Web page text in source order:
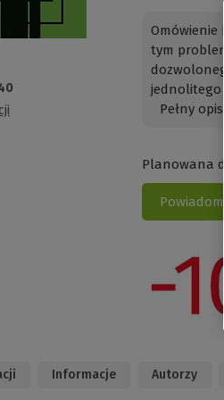
Omówienie
tym
jednolitego
Pełny opis
Planowana
Informacje Autorzy